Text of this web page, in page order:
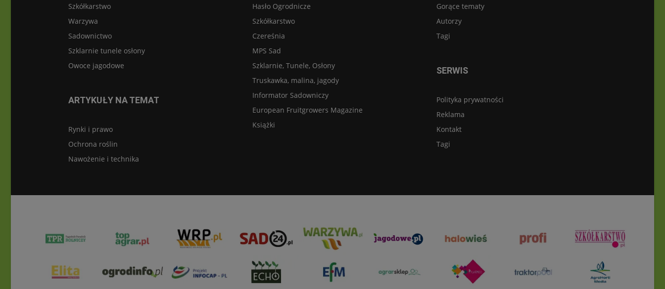
Szkółkarstwo
Warzywa
Sadownictwo
Szklarnie tunele osłony
Owoce jagodowe
ARTYKUŁY NA TEMAT
Rynki i prawo
Ochrona roślin
Nawożenie i technika
Hasło Ogrodnicze
Szkółkarstwo
Czereśnia
MPS Sad
Szklarnie, Tunele, Osłony
Truskawka, malina, jagody
Informator Sadowniczy
European Fruitgrowers Magazine
Książki
Gorące tematy
Autorzy
Tagi
SERWIS
Polityka prywatności
Reklama
Kontakt
Tagi